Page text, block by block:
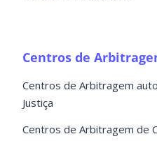
Centros de
Centros de Arbitragem
Justiça
Centros de Arbitragem de